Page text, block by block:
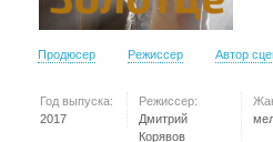
Продюсер Режиссер Автор
Год выпуска:
2017
Режиссер:
Дмитрий
Корявов